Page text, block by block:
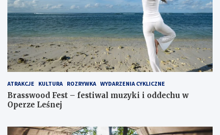
ATRAKCJE KULTURA ROZRYWKA WYDARZENIA CYKLICZNE
Brasswood Fest – festiwal muzyki i oddechu w
Operze Leśnej